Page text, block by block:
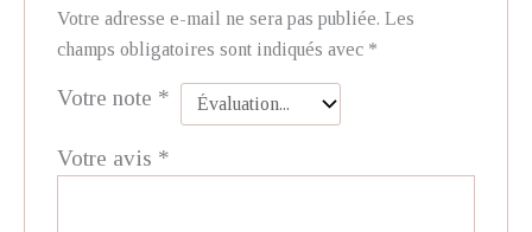
Votre adresse e-mail ne sera pas publiée. Les
champs obligatoires sont indiqués avec *
Votre note *
Votre avis *